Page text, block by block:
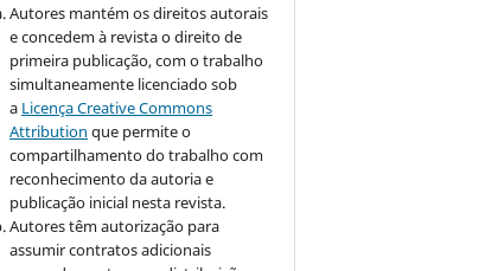
Autores mantém os direitos autorais
e concedem à revista o direito de
primeira publicação, com o trabalho
simultaneamente licenciado sob
a Licença Creative Commons
Attribution que permite o
compartilhamento do trabalho com
reconhecimento da autoria e
publicação inicial nesta revista.
Autores têm autorização para
assumir contratos adicionais